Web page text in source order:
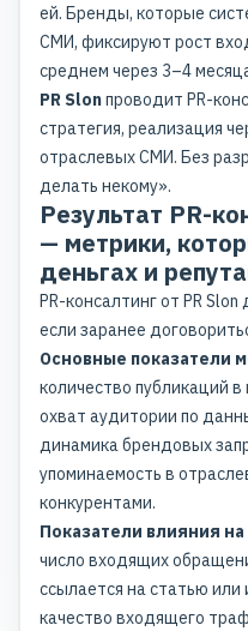
ей. Бренды, которые
СМИ, фиксируют рост
среднем через 3–4
PR Slonпроводит PR-
стратегия, реализация
отраслевых СМИ. Без
делать некому».
Результат PR-
— метрики,
деньгах и
PR-консалтинг от PR
если заранее
Основные показатели
количество публикаций
охват аудитории по
динамика брендовых
упоминаемость в
конкурентами.
Показатели влияния
число входящих
ссылается на статью или
качество входящего